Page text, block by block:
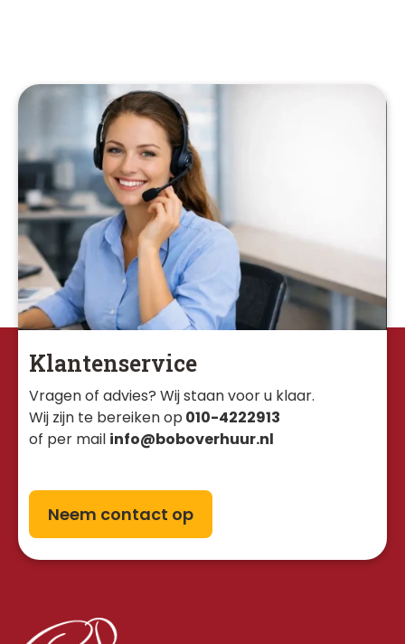
Klantenservice
Vragen of advies? Wij staan voor u klaar.
Wij zijn te bereiken op 010-4222913
of per mail info@boboverhuur.nl
Neem contact op